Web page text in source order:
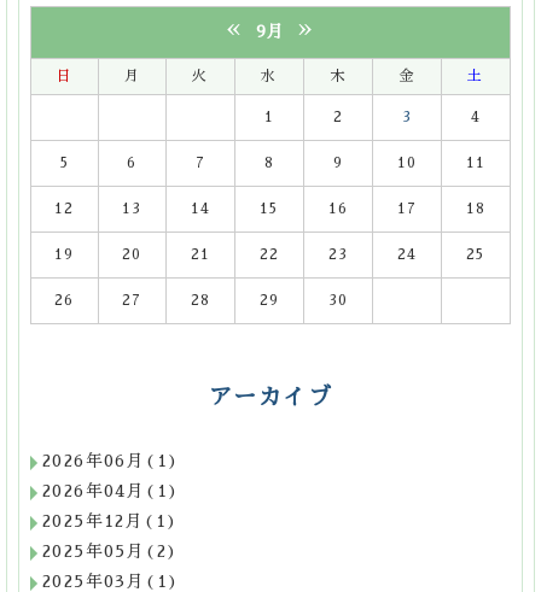
« 9月 »
日 月 火 水 木 金 土
1 2 3 4
5 6 7 8 9 10 11
12 13 14 15 16 17 18
19 20 21 22 23 24 25
26 27 28 29 30
アーカイブ
2026年06月(1)
2026年04月(1)
2025年12月(1)
2025年05月(2)
2025年03月(1)